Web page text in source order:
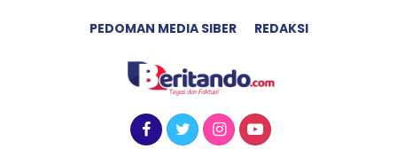
PEDOMAN MEDIA SIBER REDAKSI